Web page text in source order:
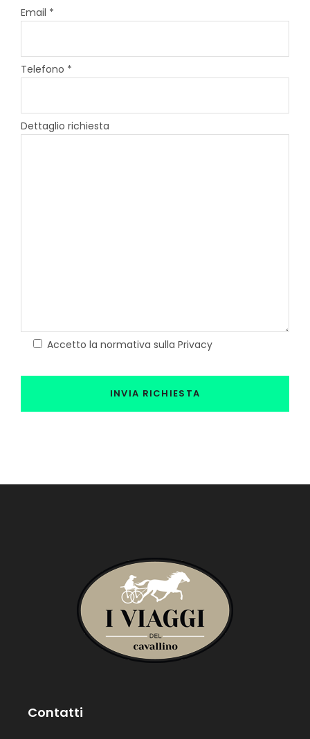
Email *
Telefono *
Dettaglio richiesta
Accetto la normativa sulla Privacy
Contatti